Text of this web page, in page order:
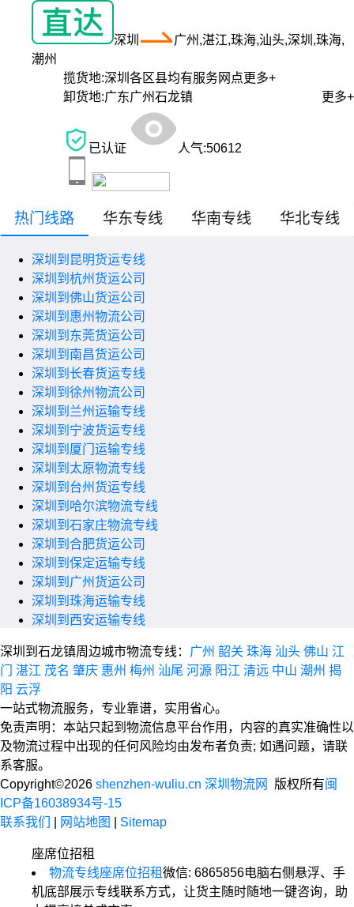
深圳
广州,湛江,珠海,汕头,深圳,珠海,
潮州
揽货地:深圳各区县均有服务网点更多+
卸货地:广东广州石龙镇 更多+
已认证 人气:50612
热门线路 华东专线 华南专线 华北专线
深圳到昆明货运专线
深圳到杭州货运公司
深圳到佛山货运公司
深圳到惠州物流公司
深圳到东莞货运公司
深圳到南昌货运公司
深圳到长春货运专线
深圳到徐州物流公司
深圳到兰州运输专线
深圳到宁波货运专线
深圳到厦门运输专线
深圳到太原物流专线
深圳到台州货运专线
深圳到哈尔滨物流专线
深圳到石家庄物流专线
深圳到合肥货运公司
深圳到保定运输专线
深圳到广州货运公司
深圳到珠海运输专线
深圳到西安运输专线
深圳到石龙镇周边城市物流专线： 广州 韶关 珠海 汕头 佛山 江
门
湛江 茂名 肇庆 惠州 梅州 汕尾 河源 阳江 清远 中山 潮州 揭
阳 云浮
一站式物流服务，专业靠谱，实用省心。
免责声明：本站只起到物流信息平台作用，内容的真实准确性以
及物流过程中出现的任何风险均由发布者负责; 如遇问题，请联
系客服。
Copyright©2026 shenzhen-wuliu.cn 深圳物流网 版权所有闽
ICP备16038934号-15
联系我们
网站地图 Sitemap
座席位招租
物流专线座席位招租微信: 6865856电脑右侧悬浮、手
机底部展示专线联系方式，让货主随时随地一键咨询，助